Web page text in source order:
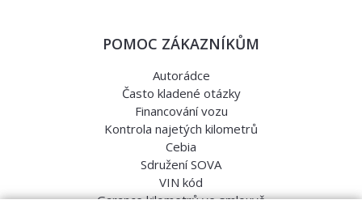
POMOC ZÁKAZNÍKŮM
Autorádce
Často kladené otázky
Financování vozu
Kontrola najetých kilometrů
Cebia
Sdružení SOVA
VIN kód
Garance kilometrů ve smlouvě